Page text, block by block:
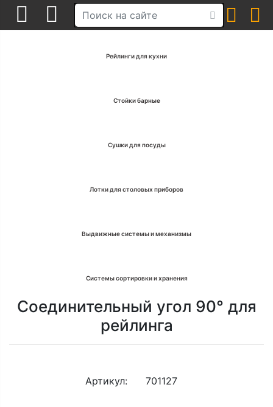
Рейлинги для кухни
Стойки барные
Сушки для посуды
Лотки для столовых приборов
Выдвижные системы и механизмы
Системы сортировки и хранения
Соединительный угол 90° для
рейлинга
Артикул: 701127